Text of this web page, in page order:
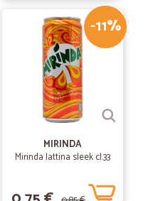
-11%
MIRINDA
Mirinda lattina sleek cl.33